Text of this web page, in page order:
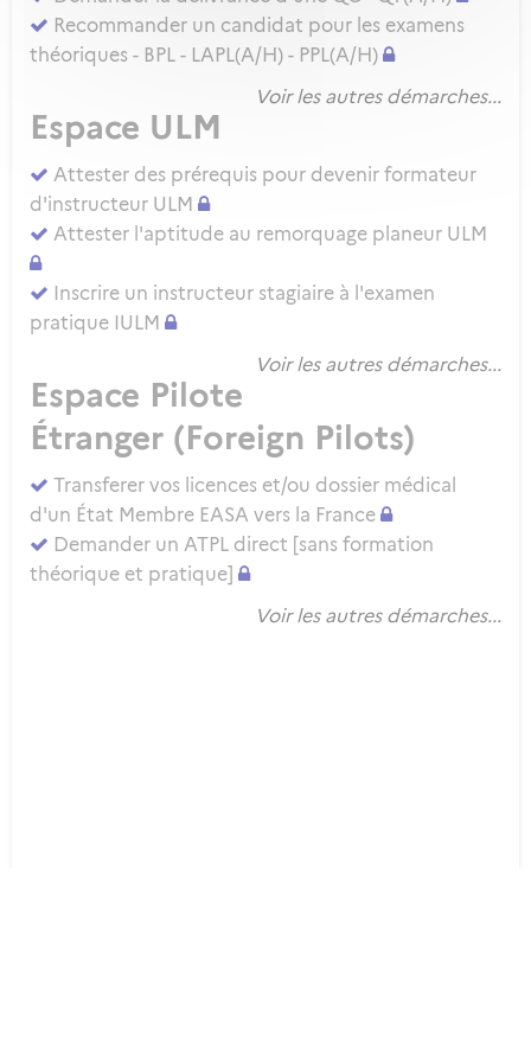
Recommander un candidat pour les examens
théoriques - BPL - LAPL(A/H) - PPL(A/H)
Voir les autres démarches...
Espace ULM
Attester des prérequis pour devenir formateur
d'instructeur ULM
Attester l'aptitude au remorquage planeur ULM
Inscrire un instructeur stagiaire à l'examen
pratique IULM
Voir les autres démarches...
Espace Pilote
Étranger (Foreign Pilots)
Transferer vos licences et/ou dossier médical
d'un État Membre EASA vers la France
Demander un ATPL direct [sans formation
théorique et pratique]
Voir les autres démarches...